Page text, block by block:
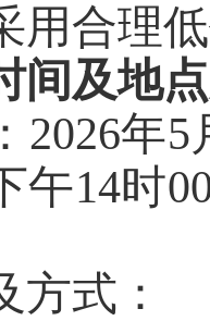
用合理
间及地
2026年5
午14时0
方式：